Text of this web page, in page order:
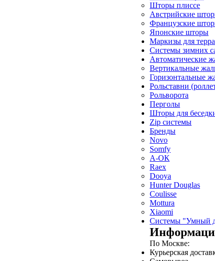
Шторы плиссе
Австрийские
Французские
Японские шторы
Маркизы для
Системы зимних
Автоматические
Вертикальные
Горизонтальные
Рольставни
Рольворота
Перголы
Шторы для
Zip системы
Бренды
Novo
Somfy
А-ОК
Raex
Dooya
Hunter Douglas
Coulisse
Mottura
Xiaomi
Системы "Умный
По Москве:
Курьерская